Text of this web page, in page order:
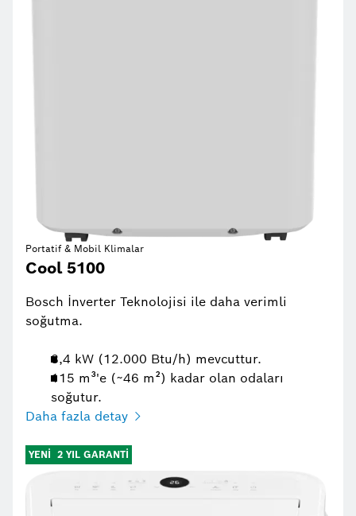
Portatif & Mobil Klimalar
Cool 5100
Bosch İnverter Teknolojisi ile daha verimli
soğutma.
3,4 kW (12.000 Btu/h) mevcuttur.
115 m³'e (~46 m²) kadar olan odaları
soğutur.
Daha fazla detay
YENİ 2 YIL GARANTİ